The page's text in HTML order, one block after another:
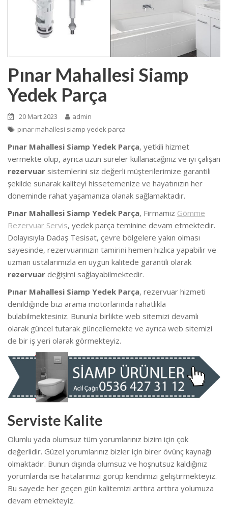
Pınar Mahallesi Siamp
Yedek Parça
20 Mart 2023
admin
pınar mahallesi siamp yedek parça
Pınar Mahallesi Siamp Yedek Parça, yetkili hizmet
vermekte olup, ayrıca uzun süreler kullanacağınız ve iyi çalışan
rezervuar sistemlerini siz değerli müşterilerimize garantili
şekilde sunarak kaliteyi hissetemenize ve hayatınızın her
döneminde rahat yaşamanıza olanak sağlamaktadır.
Pınar Mahallesi Siamp Yedek Parça, Firmamız Gömme
Rezervuar Servis, yedek parça teminine devam etmektedir.
Dolayısıyla Dadaş Tesisat, çevre bölgelere yakın olması
sayesinde, rezervuarınızın tamirini hemen hızlıca yapabilir ve
uzman ustalarımızla en uygun kalitede garantili olarak
rezervuar değişimi sağlayabilmektedir.
Pınar Mahallesi Siamp Yedek Parça, rezervuar hizmeti
denildiğinde bizi arama motorlarında rahatlıkla
bulabilmektesiniz. Bununla birlikte web sitemizi devamlı
olarak güncel tutarak güncellemekte ve ayrıca web sitemizi
de bir iş yeri olarak görmekteyiz.
Serviste Kalite
Olumlu yada olumsuz tüm yorumlarınız bizim için çok
değerlidir. Güzel yorumlarınız bizler için birer övünç kaynağı
olmaktadır. Bunun dışında olumsuz ve hoşnutsuz kaldığınız
yorumlarda ise hatalarımızı görüp kendimizi geliştirmekteyiz.
Bu sayede her geçen gün kalitemizi arttıra arttıra yolumuza
devam etmekteyiz.